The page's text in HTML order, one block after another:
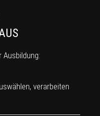
Ausbildung:
verarbeiten